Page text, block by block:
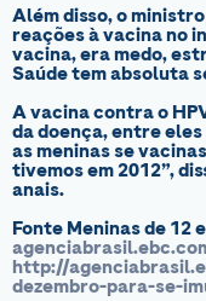
Além disso, o
reações à vacina no
vacina, era medo,
Saúde tem absoluta
A vacina contra o
da doença, entre eles
as meninas se
tivemos em 2012”,
anais.
FonteMeninas de 12
http://
dezembro-para-se-